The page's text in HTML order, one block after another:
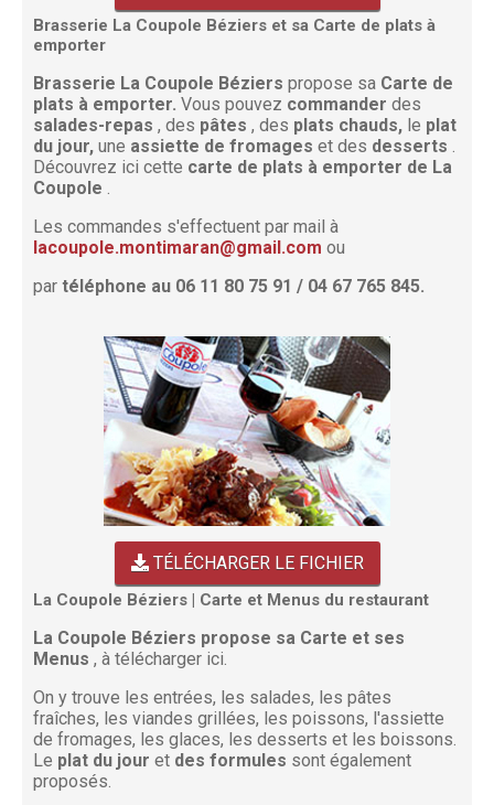
Brasserie La Coupole Béziers et sa Carte de plats à
emporter
Brasserie La Coupole Béziers propose sa Carte de
plats à emporter. Vous pouvez commander des
salades-repas , des pâtes , des plats chauds, le plat
du jour, une assiette de fromages et des desserts
Découvrez ici cette carte de plats à emporter de La
Coupole
Les commandes s'effectuent par mail à
lacoupole.montimaran@gmail.com ou
par téléphone au 06 11 80 75 91 / 04 67 765 845.
TÉLÉCHARGER LE FICHIER
La Coupole Béziers | Carte et Menus du restaurant
La Coupole Béziers propose sa Carte et ses
Menus , à télécharger ici.
On y trouve les entrées, les salades, les pâtes
fraîches, les viandes grillées, les poissons, l'assiette
de fromages, les glaces, les desserts et les boissons.
Le plat du jour et des formules sont également
proposés.